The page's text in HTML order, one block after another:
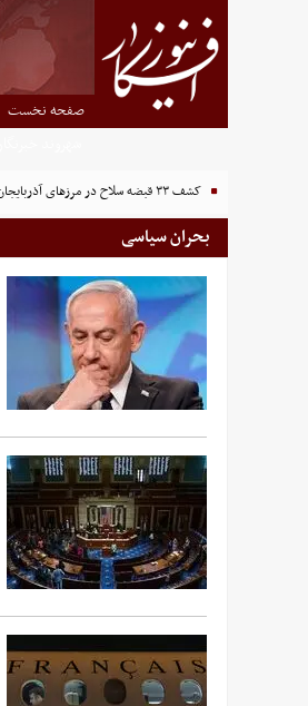
صفحه نخست
کشف ۳۳ قبضه سلاح در مرزهای آذربایجان غربی
بحران سیاسی